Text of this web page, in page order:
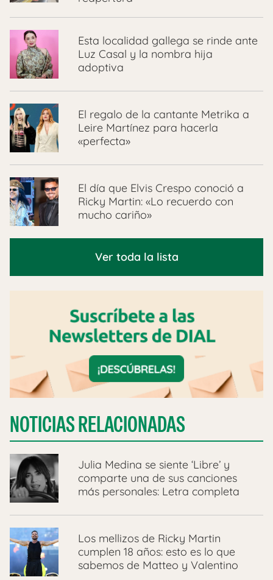
Esta localidad gallega se rinde ante
Luz Casal y la nombra hija
adoptiva
El regalo de la cantante Metrika a
Leire Martínez para hacerla
«perfecta»
El día que Elvis Crespo conoció a
Ricky Martin: «Lo recuerdo con
mucho cariño»
Ver toda la lista
NOTICIAS RELACIONADAS
Julia Medina se siente ‘Libre’ y
comparte una de sus canciones
más personales: Letra completa
Los mellizos de Ricky Martin
cumplen 18 años: esto es lo que
sabemos de Matteo y Valentino